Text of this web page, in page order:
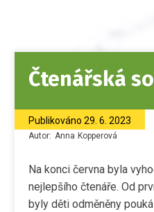
Čtenářská
Publikováno 29. 6. 2023
Autor: Anna Kopperová
Na konci června byla
nejlepšího čtenáře. Od
byly děti odměněny